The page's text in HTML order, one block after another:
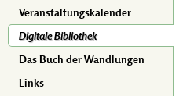
Veranstaltungskalender
Digitale Bibliothek
Das Buch der Wandlungen
Links